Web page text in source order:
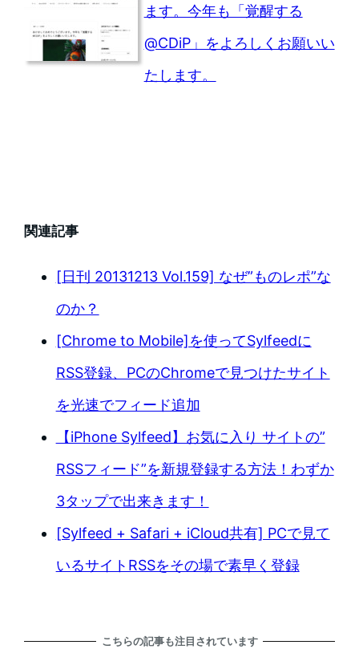
ます。今年も「覚醒する
@CDiP」をよろしくお願いい
たします。
関連記事
[日刊 20131213 Vol.159] なぜ”ものレポ”な
のか？
[Chrome to Mobile]を使ってSylfeedに
RSS登録、PCのChromeで見つけたサイト
を光速でフィード追加
【iPhone Sylfeed】お気に入り サイトの”
RSSフィード”を新規登録する方法！わずか
3タップで出来きます！
[Sylfeed + Safari + iCloud共有] PCで見て
いるサイトRSSをその場で素早く登録
こちらの記事も注目されています